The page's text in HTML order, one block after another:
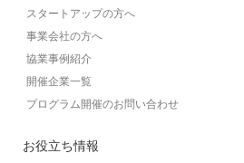
スタートアップの方へ
事業会社の方へ
協業事例紹介
開催企業一覧
プログラム開催のお問い合わせ
お役立ち情報